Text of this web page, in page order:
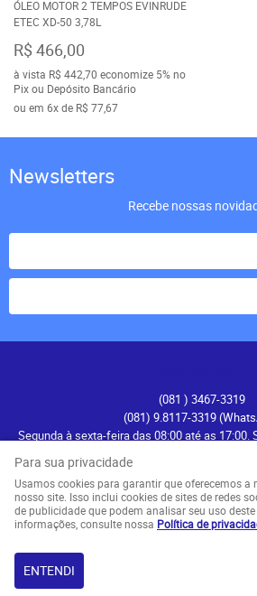
ÓLEO MOTOR 2 TEMPOS EVINRUDE
ETEC XD-50 3,78L
R$ 466,00
à vista R$ 442,70 economize 5%no
Pix ou Depósito Bancário
ou em 6xde R$ 77,67
Newsletters
Recebe nossas
(081 ) 3467-3319
(081) 9.8117-3319
Segunda à sexta-feira das 08:00 até as 17:00.
Endereço
Avenida Herculano Bandeira, 476-
CEP: 51110-131
Para sua privacidade
Usamos cookies para garantir que oferecemos a
nosso site. Isso inclui cookies de sites de redes
de publicidade que podem analisar seu uso
informações, consulte nossa Política de
ENTENDI